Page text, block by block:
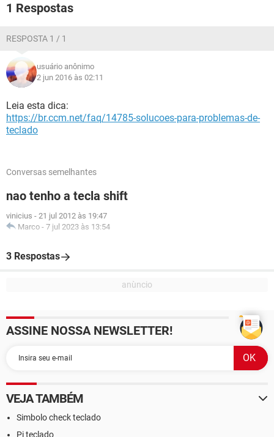
1 Respostas
RESPOSTA 1 / 1
usuário anônimo
2 jun 2016 às 02:11
Leia esta dica:
https://br.ccm.net/faq/14785-solucoes-para-problemas-de-
teclado
Conversas semelhantes
nao tenho a tecla shift
vinicius - 21 jul 2012 às 19:47
Marco - 7 jul 2023 às 13:54
3 Respostas
ASSINE NOSSA NEWSLETTER!
VEJA TAMBÉM
Simbolo check teclado
Pi teclado